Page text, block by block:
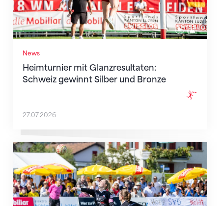
News
Heimturnier mit Glanzresultaten:
Schweiz gewinnt Silber und Bronze
27.07.2026
Dynamisch, attraktiv und geschichtsträchtig